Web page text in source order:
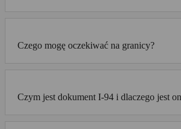
Czego mogę oczekiwać na granicy?
Czym jest dokument I-94 i dlaczego jest